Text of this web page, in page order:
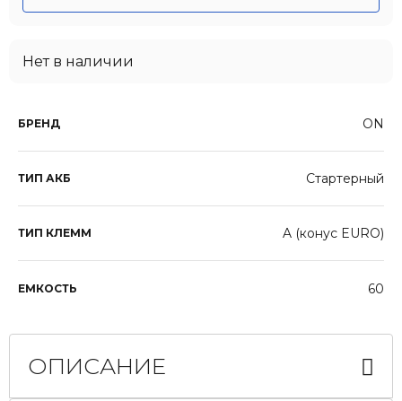
БРЕНД ON
ТИП АКБ Стартерный
ТИП КЛЕММ A (конус EURO)
ЕМКОСТЬ 60
Нет в наличии
ОПИСАНИЕ